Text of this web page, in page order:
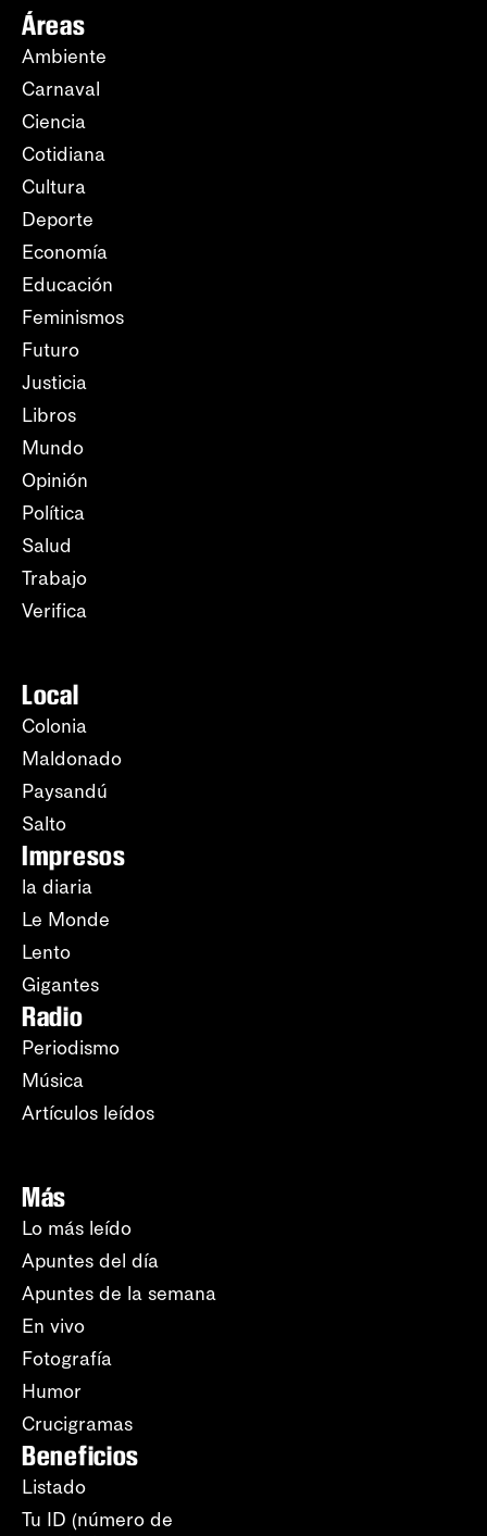
Áreas
Ambiente
Carnaval
Ciencia
Cotidiana
Cultura
Deporte
Economía
Educación
Feminismos
Futuro
Justicia
Libros
Mundo
Opinión
Política
Salud
Trabajo
Verifica
Local
Colonia
Maldonado
Paysandú
Salto
Impresos
la diaria
Le Monde
Lento
Gigantes
Radio
Periodismo
Música
Artículos leídos
Más
Lo más leído
Apuntes del día
Apuntes de la semana
En vivo
Fotografía
Humor
Crucigramas
Beneficios
Listado
Tu ID (número de